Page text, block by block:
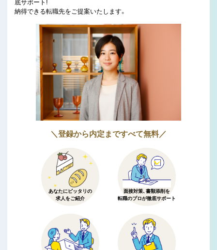
底サポート!
納得できる転職先をご提案いたします。
＼登録から内定まですべて無料／
あなたにピッタリの
求人をご紹介
面接対策、書類添削を
転職のプロが徹底サポート